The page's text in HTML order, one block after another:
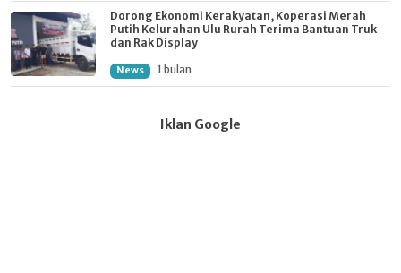
Dorong Ekonomi Kerakyatan, Koperasi Merah
Putih Kelurahan Ulu Rurah Terima Bantuan Truk
dan Rak Display
News 1 bulan
Iklan Google